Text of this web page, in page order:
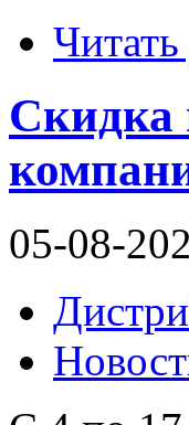
Читать
Скидка
05-08-